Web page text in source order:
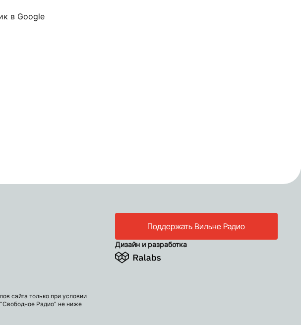
в Google
Поддержать Вильне Радио
Дизайн и разработка
сайта только при условии
Радио” не ниже